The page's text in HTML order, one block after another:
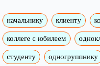
начальнику клиенту
коллеге с юбилеем
студенту одногруппнику